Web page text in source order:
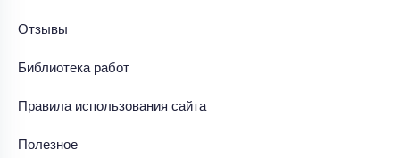
Отзывы
Библиотека работ
Правила использования сайта
Полезное